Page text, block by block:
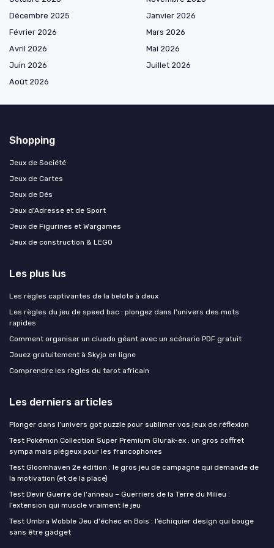
Décembre 2025
Janvier 2026
Février 2026
Mars 2026
Avril 2026
Mai 2026
Juin 2026
Juillet 2026
Août 2026
Shopping
Jeux de Société
Jeux de Cartes
Jeux de Dés
Jeux d'Adresse et de Sport
Jeux de Figurines et Wargames
Jeux de construction & LEGO
Les plus lus
Les règles captivantes de la belote à deux
Les règles du jeu de speed bac : plongez dans l'univers des mots
rapides
Comment organiser un cluedo géant avec un scénario PDF gratuit
Jouez gratuitement à Skyjo en ligne
Comprendre les règles du tarot africain
Les derniers articles
Plonger dans l’univers got puzzle pour sublimer vos jeux de réflexion
Test Pokémon Collection Super Premium Glurak-ex : un gros coffret
sympa mais piégeux pour les francophones
Test Gloomhaven 2e édition : le gros jeu de campagne qui demande de
la motivation (et de la place)
Test Devir Guerre de l'anneau – Guerriers de la Terre du Milieu :
l’extension qui muscle vraiment le jeu
Test Umbra Wobble Jeu d'échec en Bois : l’échiquier design qui bouge
sans être gadget